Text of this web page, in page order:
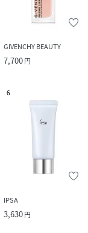
GIVENCHY BEAUTY
7,700円
6
IPSA
3,630円